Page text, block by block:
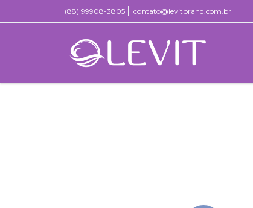
(88) 99908-3805 contato@levitbrand.com.br